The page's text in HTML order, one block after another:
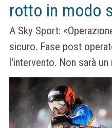
rotto in modo
A Sky Sport:
sicuro. Fase post
l'intervento. Non sarà